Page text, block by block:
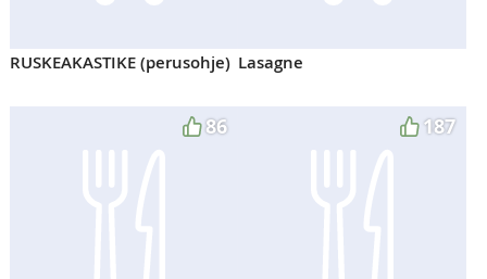
RUSKEAKASTIKE (perusohje) Lasagne
86 187